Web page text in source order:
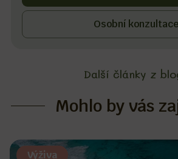
Osobní konzultace
Další články z
Mohlo by vás
Výživa